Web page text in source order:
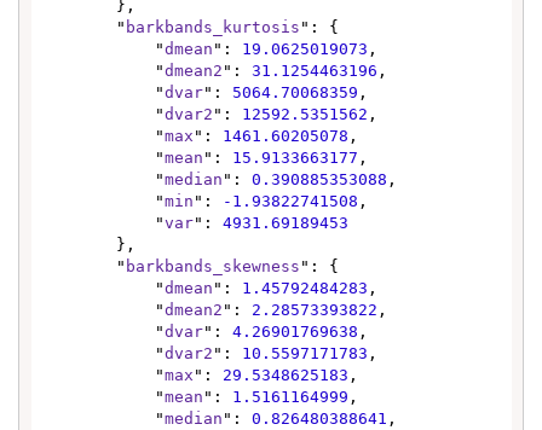
        "
barkbands_kurtosis ": {
            "
dmean ": 19.0625019073 ,
            "
dmean2 ": 31.1254463196 ,
            "
dvar": 5064.70068359 ,
            "
dvar2 ": 12592.5351562 ,
            "
max ": 1461.60205078 ,
            "
mean ": 15.9133663177 ,
            "
median ": 0.390885353088 ,
            "
min ": -1.93822741508 ,
            "
var": 4931.69189453
        "
barkbands_skewness ": {
            "
dmean ": 1.45792484283 ,
            "
dmean2 ": 2.28573393822 ,
            "
dvar": 4.26901769638 ,
            "
dvar2 ": 10.5597171783 ,
            "
max ": 29.5348625183 ,
            "
mean ": 1.5161164999 ,
            "
median ": 0.826480388641 ,